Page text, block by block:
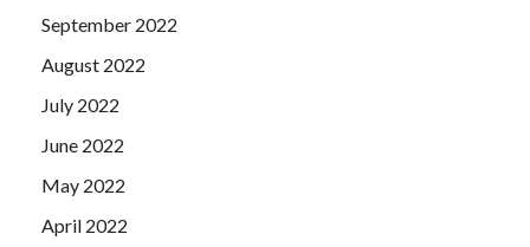
September 2022
August 2022
July 2022
June 2022
May 2022
April 2022